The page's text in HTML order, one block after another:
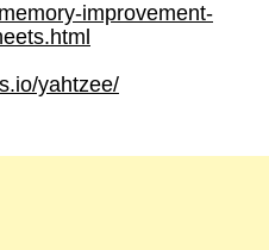
improvement-
yahtzee/